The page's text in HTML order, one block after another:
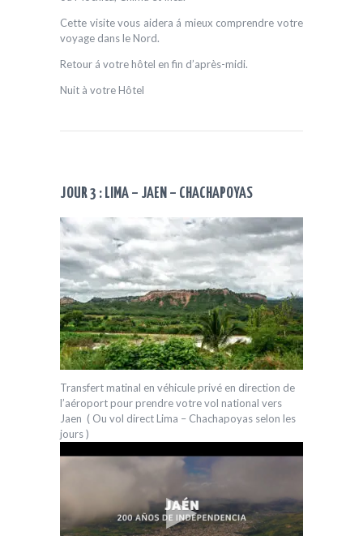
Cette visite vous aidera á mieux comprendre votre
voyage dans le Nord.
Retour á votre hôtel en fin d’après-midi.
Nuit à votre Hôtel
JOUR 3 : LIMA – JAEN – CHACHAPOYAS
Transfert matinal en véhicule privé en direction de
l’aéroport pour prendre votre vol national vers
Jaen ( Ou vol direct Lima – Chachapoyas selon les
jours )